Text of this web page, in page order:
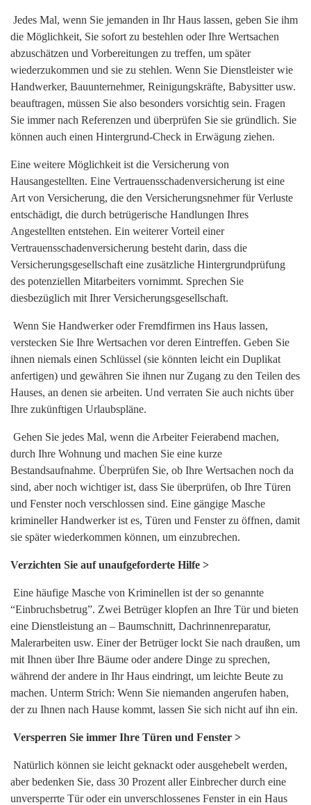
Jedes Mal, wenn Sie jemanden in Ihr Haus lassen, geben Sie ihm
die Möglichkeit, Sie sofort zu bestehlen oder Ihre Wertsachen
abzuschätzen und Vorbereitungen zu treffen, um später
wiederzukommen und sie zu stehlen. Wenn Sie Dienstleister wie
Handwerker, Bauunternehmer, Reinigungskräfte, Babysitter usw.
beauftragen, müssen Sie also besonders vorsichtig sein. Fragen
Sie immer nach Referenzen und überprüfen Sie sie gründlich. Sie
können auch einen Hintergrund-Check in Erwägung ziehen.
Eine weitere Möglichkeit ist die Versicherung von
Hausangestellten. Eine Vertrauensschadenversicherung ist eine
Art von Versicherung, die den Versicherungsnehmer für Verluste
entschädigt, die durch betrügerische Handlungen Ihres
Angestellten entstehen. Ein weiterer Vorteil einer
Vertrauensschadenversicherung besteht darin, dass die
Versicherungsgesellschaft eine zusätzliche Hintergrundprüfung
des potenziellen Mitarbeiters vornimmt. Sprechen Sie
diesbezüglich mit Ihrer Versicherungsgesellschaft.
Wenn Sie Handwerker oder Fremdfirmen ins Haus lassen,
verstecken Sie Ihre Wertsachen vor deren Eintreffen. Geben Sie
ihnen niemals einen Schlüssel (sie könnten leicht ein Duplikat
anfertigen) und gewähren Sie ihnen nur Zugang zu den Teilen des
Hauses, an denen sie arbeiten. Und verraten Sie auch nichts über
Ihre zukünftigen Urlaubspläne.
Gehen Sie jedes Mal, wenn die Arbeiter Feierabend machen,
durch Ihre Wohnung und machen Sie eine kurze
Bestandsaufnahme. Überprüfen Sie, ob Ihre Wertsachen noch da
sind, aber noch wichtiger ist, dass Sie überprüfen, ob Ihre Türen
und Fenster noch verschlossen sind. Eine gängige Masche
krimineller Handwerker ist es, Türen und Fenster zu öffnen, damit
sie später wiederkommen können, um einzubrechen.
Verzichten Sie auf unaufgeforderte Hilfe >
Eine häufige Masche von Kriminellen ist der so genannte
“Einbruchsbetrug”. Zwei Betrüger klopfen an Ihre Tür und bieten
eine Dienstleistung an – Baumschnitt, Dachrinnenreparatur,
Malerarbeiten usw. Einer der Betrüger lockt Sie nach draußen, um
mit Ihnen über Ihre Bäume oder andere Dinge zu sprechen,
während der andere in Ihr Haus eindringt, um leichte Beute zu
machen. Unterm Strich: Wenn Sie niemanden angerufen haben,
der zu Ihnen nach Hause kommt, lassen Sie sich nicht auf ihn ein.
Versperren Sie immer Ihre Türen und Fenster >
Natürlich können sie leicht geknackt oder ausgehebelt werden,
aber bedenken Sie, dass 30 Prozent aller Einbrecher durch eine
unversperrte Tür oder ein unverschlossenes Fenster in ein Haus